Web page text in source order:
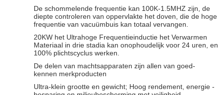
De schommelende frequentie kan 100K-1.5MHZ zijn, de
diepte controleren van oppervlakte het doven, die de hoge
frequentie van vacuümbuis kan totaal vervangen.
20KW het Ultrahoge Frequentieinductie het Verwarmen
Materiaal in drie stadia kan onophoudelijk voor 24 uren, en
100% plichtscyclus werken.
De delen van machtsapparaten zijn allen van goed-
kennen merkproducten
Ultra-klein grootte en gewicht; Hoog rendement, energie -